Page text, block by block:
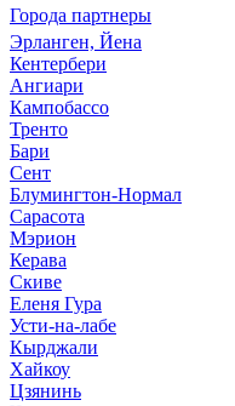
Города партнеры
Эрланген, Йена
Кентербери
Ангиари
Кампобассо
Тренто
Бари
Сент
Блумингтон-Нормал
Сарасота
Мэрион
Керава
Скиве
Еленя Гура
Усти-на-лабе
Кырджали
Хайкоу
Цзянинь